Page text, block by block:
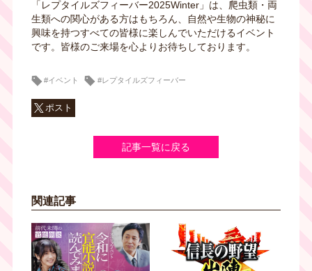
「レプタイルズフィーバー2025Winter」は、爬虫類・両
生類への関心がある方はもちろん、自然や生物の神秘に
興味を持つすべての皆様に楽しんでいただけるイベント
です。皆様のご来場を心よりお待ちしております。
#イベント #レプタイルズフィーバー
ポスト
記事一覧に戻る
関連記事